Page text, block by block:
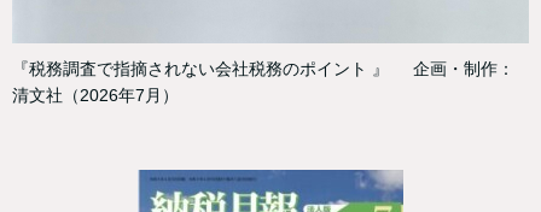
『税務調査で指摘されない会社税務のポイント 』 企画・制作：
清文社（2026年7月）